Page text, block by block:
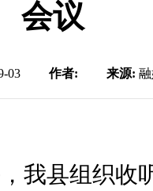
会议
03 作者: 来源:
县组织收